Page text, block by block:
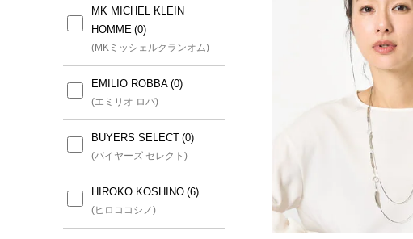
いサイズ))
GEORGES RECH(小さいサ
(ジョルジュレッシュ(小さいサ
イズ))
CHRISTIAN AUJARD(小さ
いサイズ)
さいサイズ))
HIROKO BIS(小さいサイズ)
MK MICHEL KLEIN
HOMME
(MKミッシェルクランオム)
EMILIO ROBBA
(エミリオ ロバ)
BUYERS SELECT
(バイヤーズ セレクト)
HIROKO KOSHINO
(ヒロココシノ)